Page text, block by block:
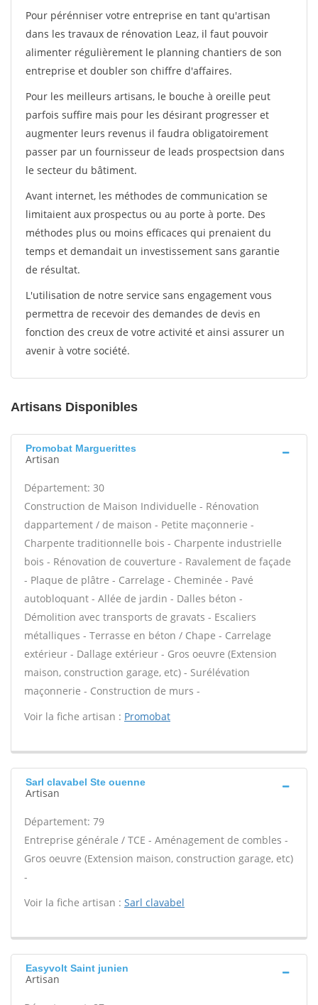
Pour pérénniser votre entreprise en tant qu'artisan
dans les travaux de rénovation Leaz, il faut pouvoir
alimenter régulièrement le planning chantiers de son
entreprise et doubler son chiffre d'affaires.
Pour les meilleurs artisans, le bouche à oreille peut
parfois suffire mais pour les désirant progresser et
augmenter leurs revenus il faudra obligatoirement
passer par un fournisseur de leads prospectsion dans
le secteur du bâtiment.
Avant internet, les méthodes de communication se
limitaient aux prospectus ou au porte à porte. Des
méthodes plus ou moins efficaces qui prenaient du
temps et demandait un investissement sans garantie
de résultat.
L'utilisation de notre service sans engagement vous
permettra de recevoir des demandes de devis en
fonction des creux de votre activité et ainsi assurer un
avenir à votre société.
Artisans Disponibles
Promobat Marguerittes
Artisan
Département: 30
Construction de Maison Individuelle - Rénovation
dappartement / de maison - Petite maçonnerie -
Charpente traditionnelle bois - Charpente industrielle
bois - Rénovation de couverture - Ravalement de façade
- Plaque de plâtre - Carrelage - Cheminée - Pavé
autobloquant - Allée de jardin - Dalles béton -
Démolition avec transports de gravats - Escaliers
métalliques - Terrasse en béton / Chape - Carrelage
extérieur - Dallage extérieur - Gros oeuvre (Extension
maison, construction garage, etc) - Surélévation
maçonnerie - Construction de murs -
Voir la fiche artisan : Promobat
Sarl clavabel Ste ouenne
Artisan
Département: 79
Entreprise générale / TCE - Aménagement de combles -
Gros oeuvre (Extension maison, construction garage, etc)
-
Voir la fiche artisan : Sarl clavabel
Easyvolt Saint junien
Artisan